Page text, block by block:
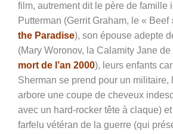
film, autrement dit le père de famille
Putterman (Gerrit Graham, le « Beef
the Paradise), son épouse adepte
(Mary Woronov, la Calamity Jane de
mort de l’an 2000), leurs enfants
Sherman se prend pour un militaire,
arbore une coupe de cheveux
avec un hard-rocker tête à claque)
farfelu vétéran de la guerre (qui